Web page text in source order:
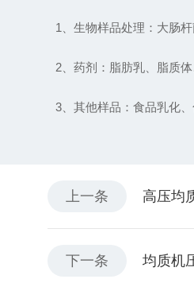
1、生物样品处理：大肠杆
2、药剂：脂肪乳、脂质体
3、其他样品：食品乳化、
上一条 高压均
下一条 均质机